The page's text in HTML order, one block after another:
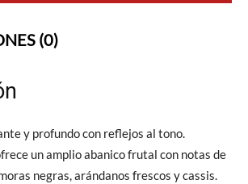
(0)
y profundo con reflejos al tono.
un amplio abanico frutal con notas de
negras, arándanos frescos y cassis.